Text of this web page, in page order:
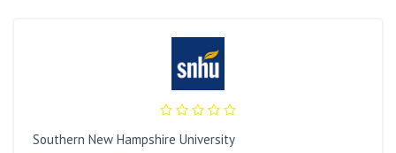
Southern New Hampshire University